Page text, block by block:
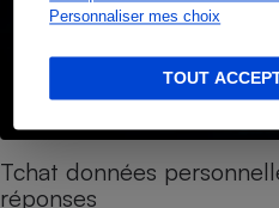
Personnaliser mes choix
TOUT
Tchat données
réponses